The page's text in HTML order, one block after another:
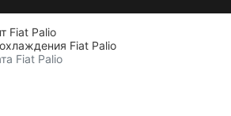
Fiat Palio
Fiat Palio
Fiat Palio